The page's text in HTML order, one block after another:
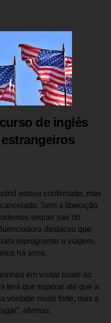
de inglês
estava confirmado, mas
Sem a liberação
sequer sair do
destacou que
reprogramar a viagem,
há anos.
em visitar Israel ao
terá que esperar até que a
vontade muito forte, mas a
afirmou.